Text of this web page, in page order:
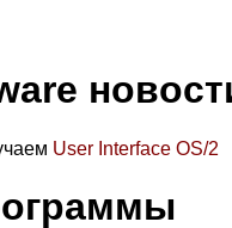
User Interface OS/2